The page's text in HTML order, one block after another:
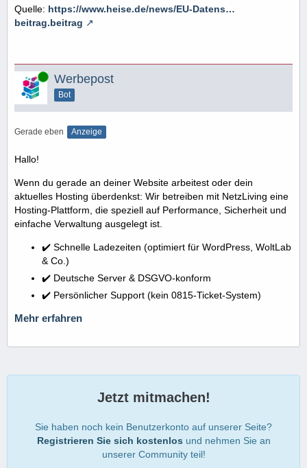
Quelle: https://www.heise.de/news/EU-Datens…
beitrag.beitrag
Online Werbepost
Bot
Gerade eben Anzeige
Hallo!
Wenn du gerade an deiner Website arbeitest oder dein
aktuelles Hosting überdenkst: Wir betreiben mit NetzLiving eine
Hosting-Plattform, die speziell auf Performance, Sicherheit und
einfache Verwaltung ausgelegt ist.
✔️ Schnelle Ladezeiten (optimiert für WordPress, WoltLab
& Co.)
✔️ Deutsche Server & DSGVO-konform
✔️ Persönlicher Support (kein 0815-Ticket-System)
Mehr erfahren
Jetzt mitmachen!
Sie haben noch kein Benutzerkonto auf unserer Seite?
Registrieren Sie sich kostenlos und nehmen Sie an
unserer Community teil!